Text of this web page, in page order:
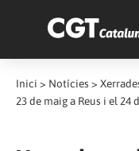
Inici > Notícies >
23 de maig a Reus i el 24